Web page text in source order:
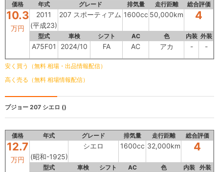
価格 年式 グレード 排気量 走行距離 総合評価
10.3
万円
2011
(平成23)
207 スポーティアム 1600cc 50,000km 4
型式 車検 シフト AC 色 内装 外装
A75F01 2024/10 FA AC アカ - -
安く買う（無料 相場・出品情報配信）
高く売る（無料 相場情報配信）
プジョー 207 シエロ ()
価格 年式 グレード 排気量 走行距離 総合評価
12.7
万円 (昭和-1925)
シエロ 1600cc 32,000km 4
型式 車検 シフト AC 色 内装 外装